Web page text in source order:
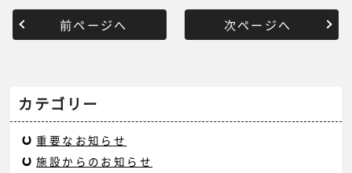
前ページへ 次ページへ
カテゴリー
重要なお知らせ
施設からのお知らせ